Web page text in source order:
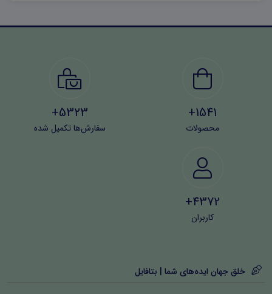
1541+
محصولات
5323+
سفارش‌ها تکمیل شده
4372+
کاربران
خلق جهان ایده‌های شما | بتافایل